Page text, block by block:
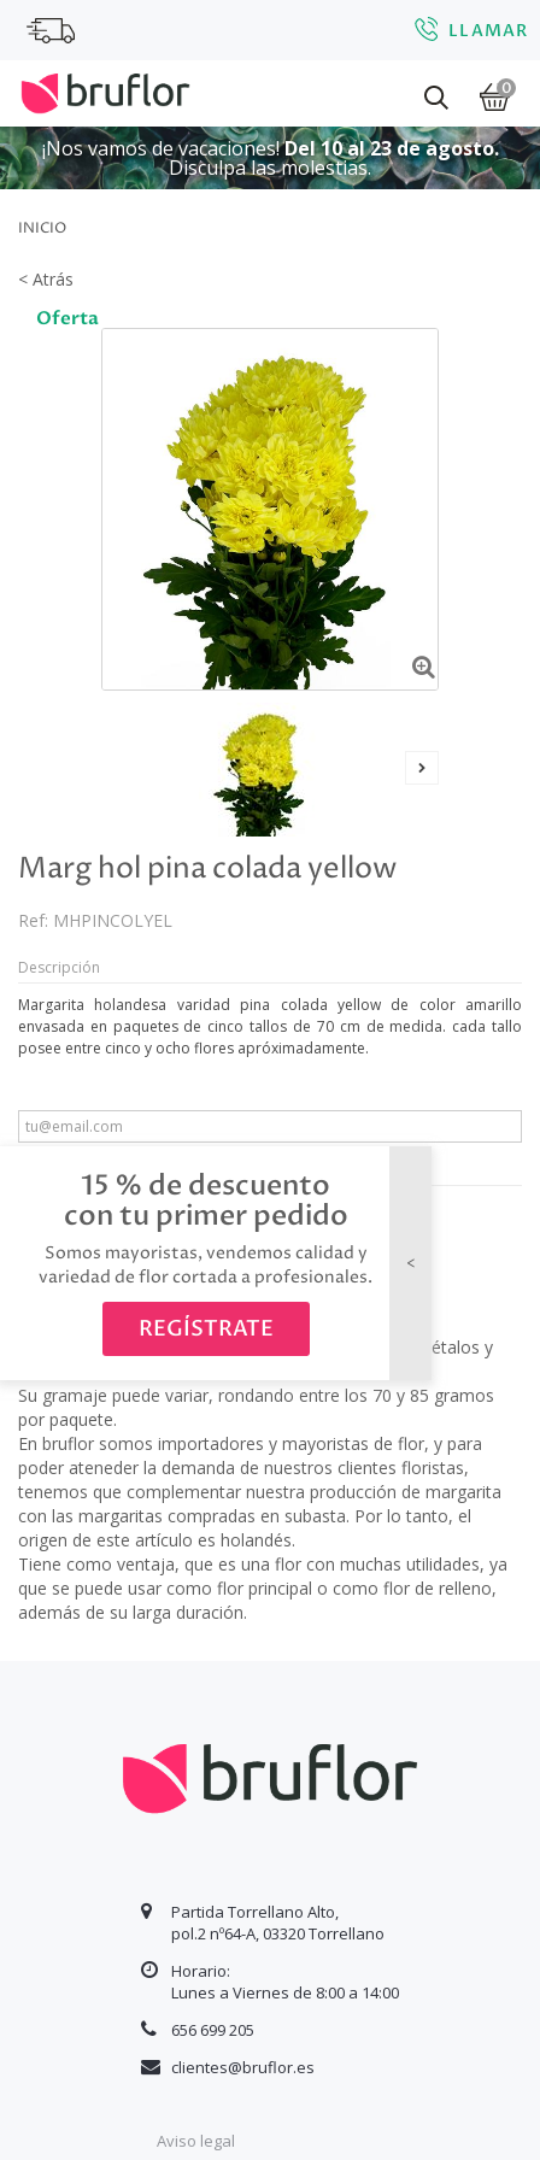
15 % de descuento
con tu primer pedido
Somos mayoristas, vendemos calidad y
variedad de flor cortada a profesionales.
REGÍSTRATE
LLAMAR
0
¡Nos vamos de vacaciones!Del 10 al 23 de agosto.
Disculpa las molestias.
INICIO
< Atrás
Oferta
Marg hol pina colada yellow
Ref: MHPINCOLYEL
Descripción
Margarita holandesa varidad pina colada yellow de color amarillo
envasada en paquetes de cinco tallos de 70 cm de medida. cada tallo
posee entre cinco y ocho flores apróximadamente.
MÁS
La margarita pina colada yellow es una flor de sólo pétalos y
Su gramaje puede variar, rondando entre los 70 y 85 gramos
por paquete.
En bruflor somos importadores y mayoristas de flor, y para
poder ateneder la demanda de nuestros clientes floristas,
tenemos que complementar nuestra producción de margarita
con las margaritas compradas en subasta. Por lo tanto, el
origen de este artículo es holandés.
Tiene como ventaja, que es una flor con muchas utilidades, ya
que se puede usar como flor principal o como flor de relleno,
además de su larga duración.
Aviso legal
Partida Torrellano Alto,
pol.2 nº64-A, 03320 Torrellano
Horario:
Lunes a Viernes de 8:00 a 14:00
656 699 205
clientes@bruflor.es